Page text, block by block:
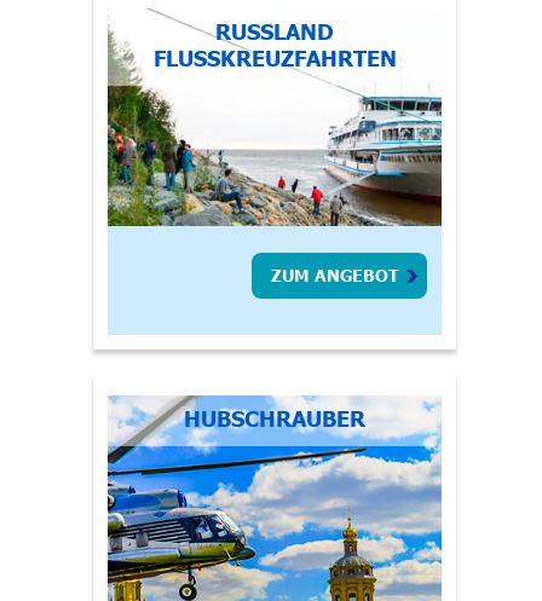
RUSSLAND
FLUSSKREUZFAHRTEN
ZUM ANGEBOT
HUBSCHRAUBER